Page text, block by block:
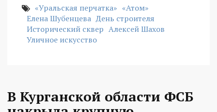
«Уральская перчатка» «Атом»
Елена Шубенцева День строителя
Исторический сквер Алексей Шахов
Уличное искусство
В Курганской области ФСБ